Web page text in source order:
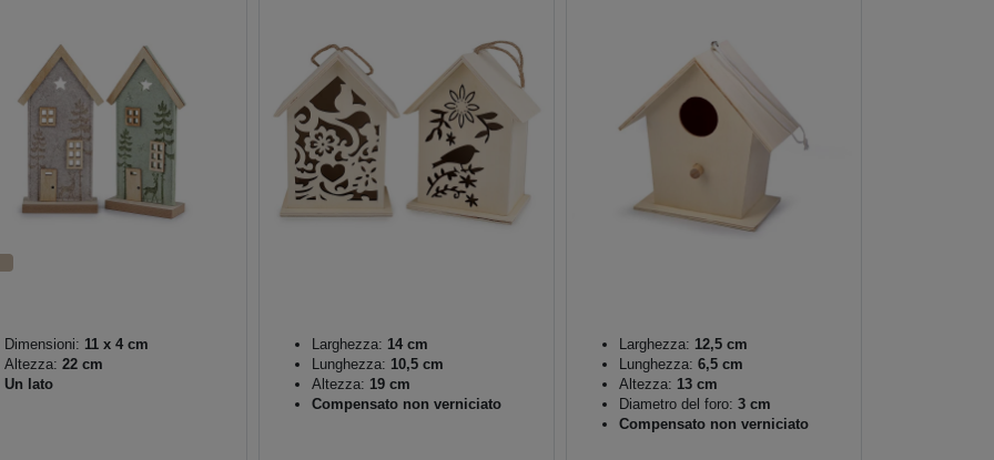
Dimensioni: 11 x 4 cm
Altezza: 22 cm
Un lato
Larghezza: 14 cm
Lunghezza: 10,5 cm
Altezza: 19 cm
Compensato non verniciato
Larghezza: 12,5 cm
Lunghezza: 6,5 cm
Altezza: 13 cm
Diametro del foro: 3 cm
Compensato non verniciato